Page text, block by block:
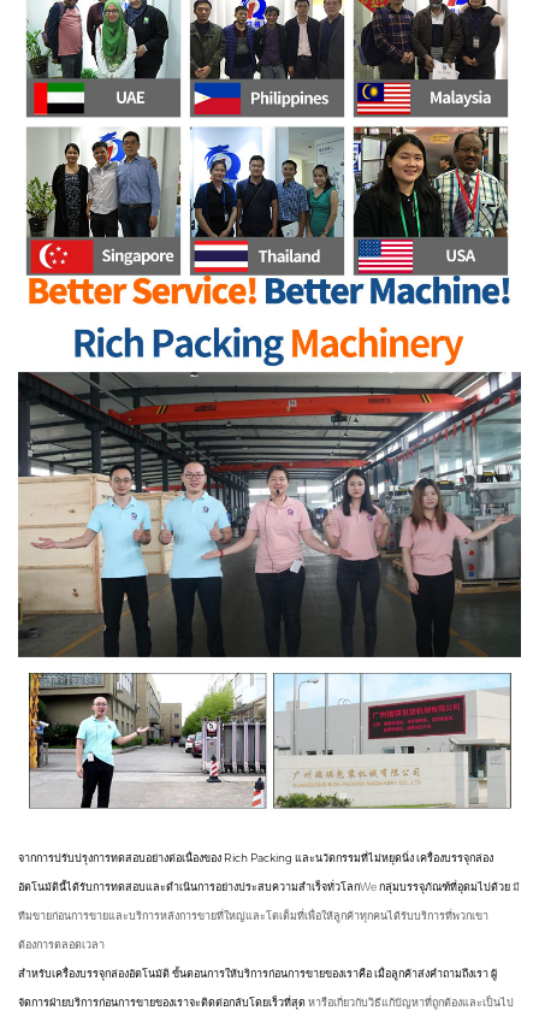
จากการปรับปรุงการทดสอบอย่างต่อเนื่องของ Rich Packing และนวัตกรรมที่ไม่หยุดนิ่ง เครื่องบรรจุกล่อง
อัตโนมัตินี้ได้รับการทดสอบและดำเนินการอย่างประสบความสำเร็จทั่วโลกWeกลุ่มบรรจุภัณฑ์ที่อุดมไปด้วยมี
ทีมขายก่อนการขายและบริการหลังการขายที่ใหญ่และโตเต็มที่เพื่อให้ลูกค้าทุกคนได้รับบริการที่พวกเขา
ต้องการตลอดเวลา
สำหรับเครื่องบรรจุกล่องอัตโนมัติ ขั้นตอนการให้บริการก่อนการขายของเราคือ เมื่อลูกค้าส่งคำถามถึงเรา ผู้
จัดการฝ่ายบริการก่อนการขายของเราจะติดต่อกลับโดยเร็วที่สุดหารือเกี่ยวกับวิธีแก้ปัญหาที่ถูกต้องและเป็นไป